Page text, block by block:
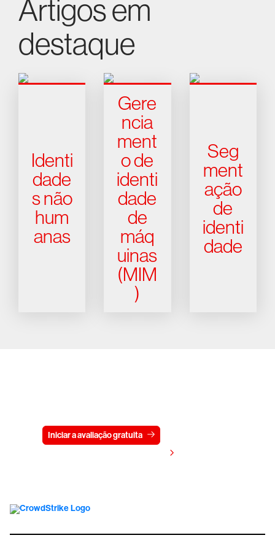
Artigos em
destaque
Identi
dade
s não
hum
anas
Gere
ncia
ment
o de
identi
dade
de
máq
uinas
(MIM
)
Seg
ment
ação
de
identi
dade
Iniciar a avaliação gratuita